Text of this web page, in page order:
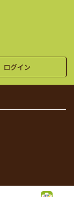
ログイン